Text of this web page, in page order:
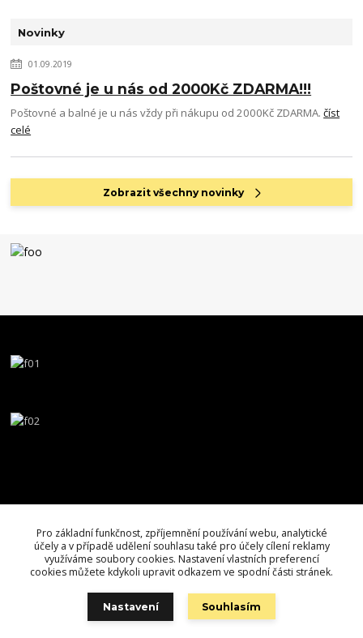
Novinky
01.09.2019
Poštovné je u nás od 2000Kč ZDARMA!!!
Poštovné a balné je u nás vždy při nákupu od 2000Kč ZDARMA.číst
celé
Zobrazit všechny novinky
Pro základní funkčnost, zpříjemnění používání webu, analytické
účely a v případě udělení souhlasu také pro účely cílení reklamy
využíváme soubory cookies. Nastavení vlastních preferencí
cookies můžete kdykoli upravit odkazem ve spodní části stránek.
Nastavení Souhlasím